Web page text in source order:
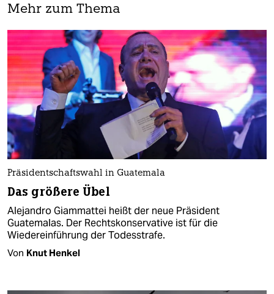
Mehr zum Thema
Präsidentschaftswahl in Guatemala
Das größere Übel
Alejandro Giammattei heißt der neue Präsident
Guatemalas. Der Rechtskonservative ist für die
Wiedereinführung der Todesstrafe.
Von Knut Henkel